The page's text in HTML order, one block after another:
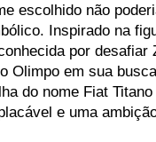
escolhido não
Inspirado na
por desafiar
Olimpo em sua
do nome Fiat
e uma